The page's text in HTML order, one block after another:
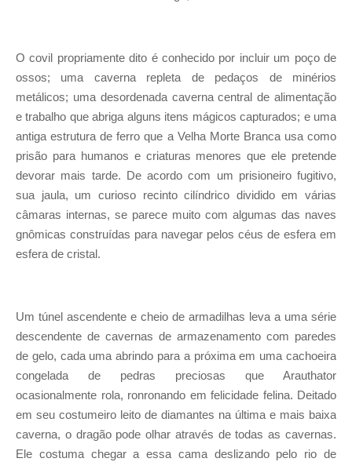
O covil propriamente dito é conhecido por incluir um poço de
ossos; uma caverna repleta de pedaços de minérios
metálicos; uma desordenada caverna central de alimentação
e trabalho que abriga alguns itens mágicos capturados; e uma
antiga estrutura de ferro que a Velha Morte Branca usa como
prisão para humanos e criaturas menores que ele pretende
devorar mais tarde. De acordo com um prisioneiro fugitivo,
sua jaula, um curioso recinto cilíndrico dividido em várias
câmaras internas, se parece muito com algumas das naves
gnômicas construídas para navegar pelos céus de esfera em
esfera de cristal.
Um túnel ascendente e cheio de armadilhas leva a uma série
descendente de cavernas de armazenamento com paredes
de gelo, cada uma abrindo para a próxima em uma cachoeira
congelada de pedras preciosas que Arauthator
ocasionalmente rola, ronronando em felicidade felina. Deitado
em seu costumeiro leito de diamantes na última e mais baixa
caverna, o dragão pode olhar através de todas as cavernas.
Ele costuma chegar a essa cama deslizando pelo rio de